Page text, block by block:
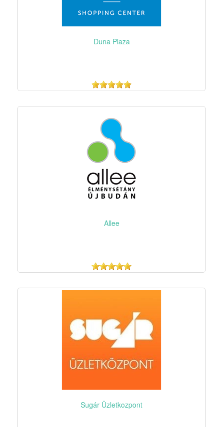
Duna Plaza
Allee
Sugár Üzletkozpont